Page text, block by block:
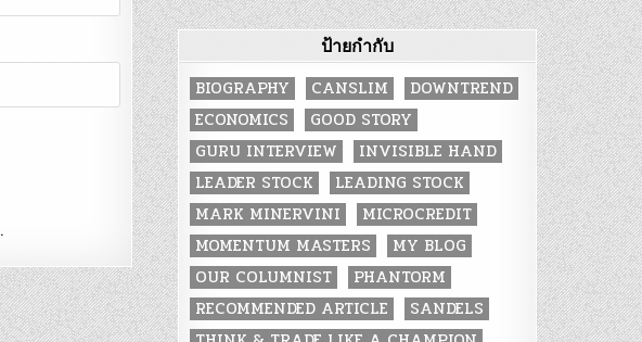
.
ป้ายกำกับ
BIOGRAPHY CANSLIM
DOWNTREND
ECONOMICS
GOOD STORY
GURU INTERVIEW
INVISIBLE HAND
LEADER STOCK
LEADING STOCK
MARK MINERVINI
MICROCREDIT
MOMENTUM MASTERS
MY BLOG
OUR COLUMNIST
PHANTORM
RECOMMENDED ARTICLE
SANDELS